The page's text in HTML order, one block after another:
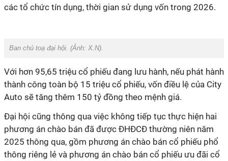
các tổ chức tín dụng, thời gian sử dụng vốn trong 2026.
Ban chủ toạ đại hội. (Ảnh: X.N).
Với hơn 95,65 triệu cổ phiếu đang lưu hành, nếu phát hành
thành công toàn bộ 15 triệu cổ phiếu, vốn điều lệ của City
Auto sẽ tăng thêm 150 tỷ đồng theo mệnh giá.
Đại hội cũng thông qua việc không tiếp tục thực hiện hai
phương án chào bán đã được ĐHĐCĐ thường niên năm
2025 thông qua, gồm phương án chào bán cổ phiếu phổ
thông riêng lẻ và phương án chào bán cổ phiếu ưu đãi cổ